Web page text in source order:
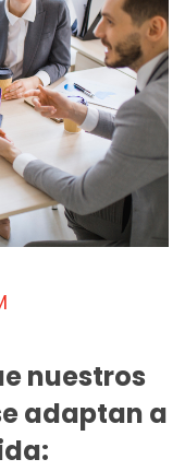
nuestros
adaptan a